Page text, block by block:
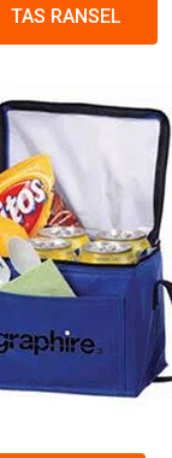
TAS RANSEL